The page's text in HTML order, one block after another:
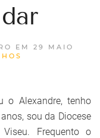
EM 29 MAIO
o Alexandre, tenho
sou da Diocese
Viseu. Frequento o